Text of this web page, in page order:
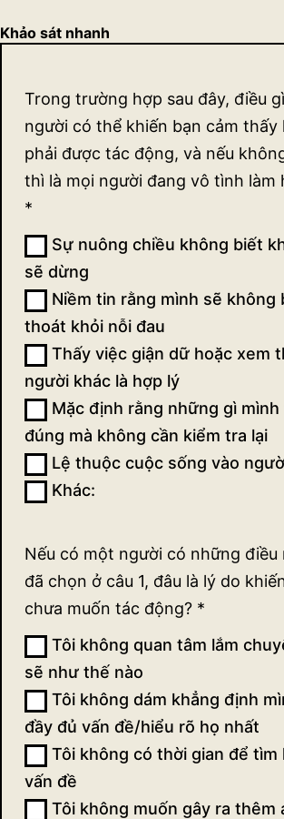
Khảo sát nhanh
sát
quan
điểm
về sự
tác
động
(ngắn)
Trong trường hợp sau đây, điều
người có thể khiến bạn cảm thấy
phải được tác động, và nếu
thì là mọi người đang vô tình làm
*
Sự nuông chiều không biết
sẽ dừng
Niềm tin rằng mình sẽ không
thoát khỏi nỗi đau
Thấy việc giận dữ hoặc xem
người khác là hợp lý
Mặc định rằng những gì mình
đúng mà không cần kiểm tra lại
Lệ thuộc cuộc sống vào
Khác:
Nếu có một người có những điều
đã chọn ở câu 1, đâu là lý do
chưa muốn tác động? *
Tôi không quan tâm lắm
sẽ như thế nào
Tôi không dám khẳng định
đầy đủ vấn đề/hiểu rõ họ nhất
Tôi không có thời gian để tìm
vấn đề
Tôi không muốn gây ra thêm